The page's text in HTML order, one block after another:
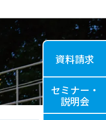
資料請求
セミナー・
説明会